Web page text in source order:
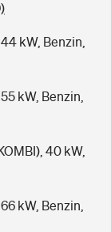
kW, Benzin,
kW, Benzin,
40 kW,
kW, Benzin,